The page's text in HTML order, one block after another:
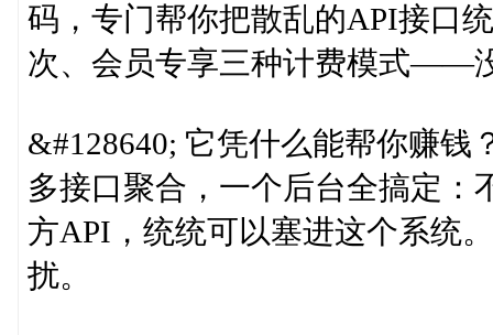
码，专门帮你把散乱的API接口
次、会员专享三种计费模式——
&#128640; 它凭什么能帮你赚钱
多接口聚合，一个后台全搞定：
方API，统统可以塞进这个系统
扰。